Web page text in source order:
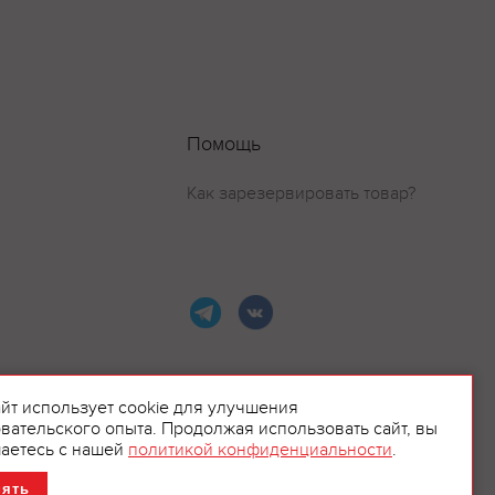
Помощь
Как зарезервировать товар?
использует cookie для улучшения
опыта. Продолжая использовать сайт, вы
с нашей политикой конфиденциальности.